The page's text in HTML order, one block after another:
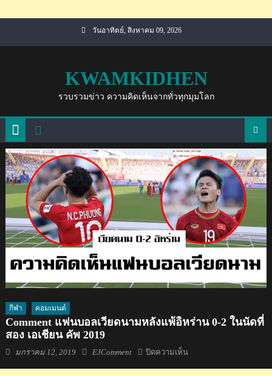
วันอาทิตย์, สิงหาคม 09, 2026
KWAMKIDHEN
รวบรวมข่าว ความคิดเห็นจากทั่วทุกมุมโลก
กีฬา คอมเมนต์
Comment แฟนบอลเวียดนามหลังแพ้อิหร่าน 0-2 ในนัดที่
สอง เอเชียน คัพ 2019
Posted
มกราคม 12, 2019 Author
EJComment ปิดความเห็นบน